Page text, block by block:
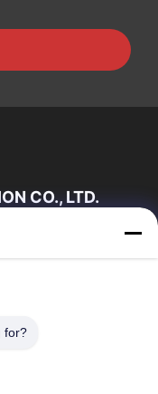
CO., LTD.
Ons
for?